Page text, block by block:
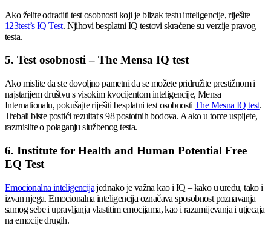
Ako želite odraditi test osobnosti koji je blizak testu inteligencije, riješite
123test’s IQ Test. Njihovi besplatni IQ testovi skraćene su verzije pravog
testa.
5. Test osobnosti – The Mensa IQ test
Ako mislite da ste dovoljno pametni da se možete pridružite prestižnom i
najstarijem društvu s visokim kvocijentom inteligencije, Mensa
Internationalu, pokušajte riješiti besplatni test osobnosti The Mesna IQ test.
Trebali biste postići rezultat s 98 postotnih bodova. A ako u tome uspijete,
razmislite o polaganju službenog testa.
6. Institute for Health and Human Potential Free
EQ Test
Emocionalna inteligencijajednako je važna kao i IQ – kako u uredu, tako i
izvan njega. Emocionalna inteligencija označava sposobnost poznavanja
samog sebe i upravljanja vlastitim emocijama, kao i razumijevanja i utjecaja
na emocije drugih.